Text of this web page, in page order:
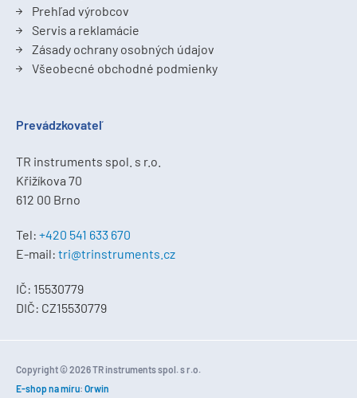
Prehľad výrobcov
Servis a reklamácie
Zásady ochrany osobných údajov
Všeobecné obchodné podmienky
Prevádzkovateľ
TR instruments spol. s r.o.
Křižíkova 70
612 00 Brno
Tel: +420 541 633 670
E-mail: tri@trinstruments.cz
IČ: 15530779
DIČ: CZ15530779
Copyright © 2026 TR instruments spol. s r.o.
E-shop na míru: Orwin